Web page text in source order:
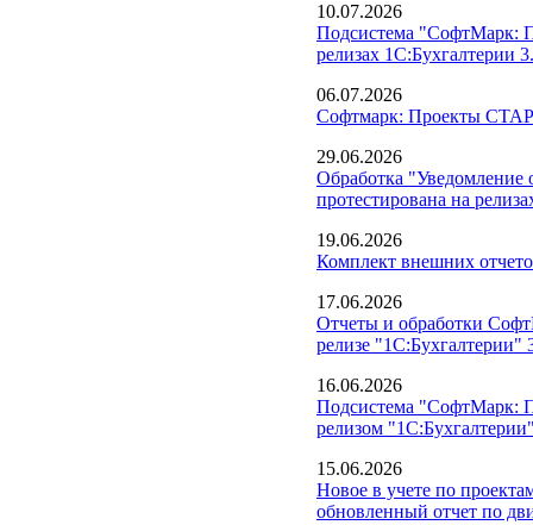
10.07.2026
Подсистема "СофтМарк:
релизах 1С:Бухгалтерии
06.07.2026
Софтмарк: Проекты
29.06.2026
Обработка "Уведомление
протестирована на
19.06.2026
Комплект внешних
17.06.2026
Отчеты и обработки
релизе "1С:Бухгалтерии"
16.06.2026
Подсистема "СофтМарк:
релизом
15.06.2026
Новое в учете по
обновленный отчет по